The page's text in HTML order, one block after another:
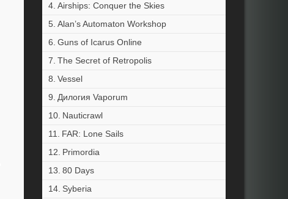
Airships: Conquer the Skies
Alan’s Automaton Workshop
Guns of Icarus Online
The Secret of Retropolis
Vessel
Дилогия Vaporum
Nauticrawl
FAR: Lone Sails
Primordia
80 Days
Syberia